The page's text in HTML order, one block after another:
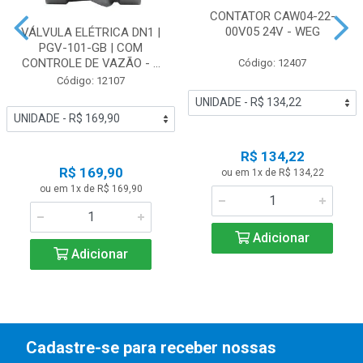
VÁLVULA ELÉTRICA DN1 |
PGV-101-GB | COM
CONTROLE DE VAZÃO - ...
Código: 12107
R$ 169,90
ou em 1x de R$ 169,90
Adicionar
CONTATOR CAW04-22-
00V05 24V - WEG
Código: 12407
R$ 134,22
ou em 1x de R$ 134,22
Adicionar
Cadastre-se para receber nossas